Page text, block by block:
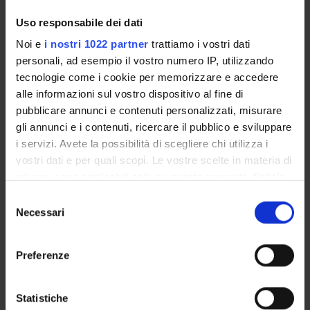
Uso responsabile dei dati
Noi e i nostri 1022 partner trattiamo i vostri dati
personali, ad esempio il vostro numero IP, utilizzando
tecnologie come i cookie per memorizzare e accedere
alle informazioni sul vostro dispositivo al fine di
pubblicare annunci e contenuti personalizzati, misurare
gli annunci e i contenuti, ricercare il pubblico e sviluppare
i servizi. Avete la possibilità di scegliere chi utilizza i
vostri dati e per quali scopi. Le vostre scelte in materia di
modificare o revocare il proprio consenso in qualsiasi
momento dalla Dichiarazione sui cookie o facendo clic
raccogliere informazioni sulla tua posizione
delNecessari
Preferenze
Statistiche
Perrone Fabiola
Specializzando
Raimondi Lucchetti Marcello
Specializzando
Rungatscher Alessio
Professore associato
Tribuzio Francesco
Specializzando
Tutone Alessandro Maria